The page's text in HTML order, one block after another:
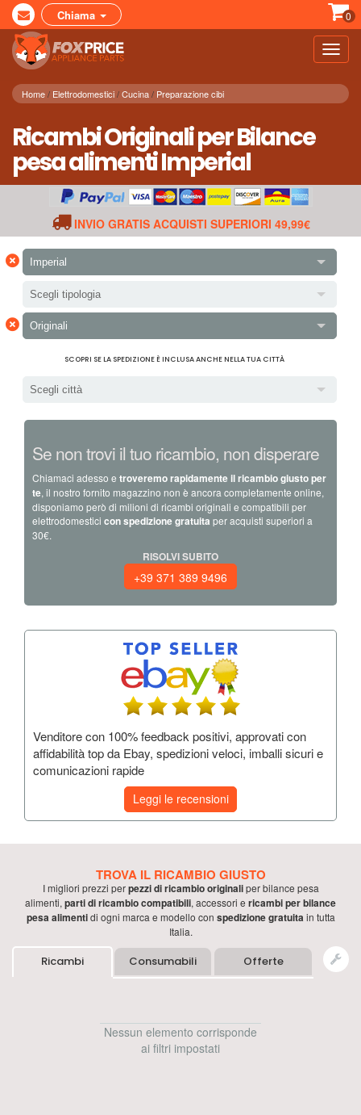
Chiama 0
Home Elettrodomestici Cucina Preparazione cibi
Ricambi Originali per Bilance
pesa alimenti Imperial
INVIO GRATIS ACQUISTI SUPERIORI 49,99€
× Imperial
Scegli tipologia
× Originali
SCOPRI SE LA SPEDIZIONE È INCLUSA ANCHE NELLA TUA CITTÀ
Scegli città
Se non trovi il tuo ricambio, non disperare
Chiamaci adesso e troveremo rapidamente il ricambio giusto per
te, il nostro fornito magazzino non è ancora completamente online,
disponiamo però di milioni di ricambi originali e compatibili per
elettrodomestici con spedizione gratuita per acquisti superiori a
30€.
RISOLVI SUBITO
+39 371 389 9496
Venditore con 100% feedback positivi, approvati con
affidabilità top da Ebay, spedizioni veloci, imballi sicuri e
comunicazioni rapide
Leggi le recensioni
TROVA IL RICAMBIO GIUSTO
I migliori prezzi perpezzi di ricambio originaliperbilance pesa
alimenti, parti di ricambio compatibili, accessori e ricambi perbilance
pesa alimentidi ogni marca e modello con spedizione gratuita in tutta
Italia.
Ricambi Consumabili Offerte
Nessun elemento corrisponde
ai filtri impostati